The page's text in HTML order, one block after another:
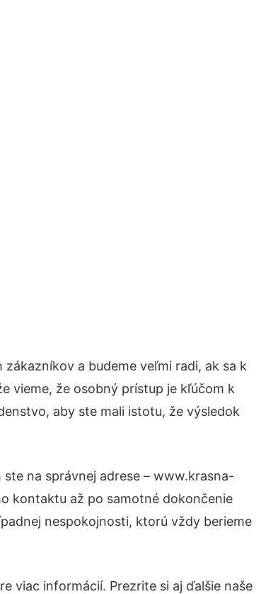
a budeme veľmi radi, ak sa k
vieme, že osobný prístup je kľúčom k
aby ste mali istotu, že výsledok
na správnej adrese – www.krasna-
kontaktu až po samotné dokončenie
nespokojnosti, ktorú vždy berieme
viac informácií. Prezrite si aj ďalšie naše